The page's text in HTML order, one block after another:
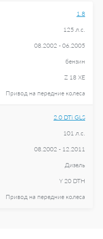
1.8
125 л.с.
08.2002 - 06.2005
бензин
Z 18 XE
Привод на передние колеса
2.0 DTi GLS
101 л.с.
08.2002 - 12.2011
Дизель
Y 20 DTH
Привод на передние колеса